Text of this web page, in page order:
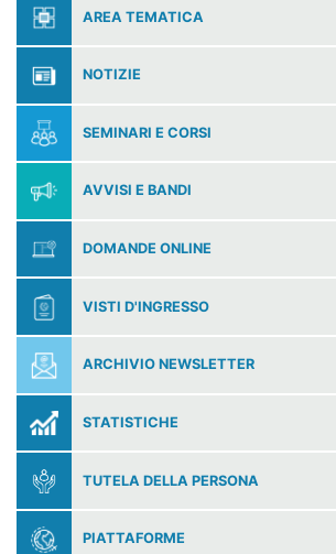
AREA TEMATICA
NOTIZIE
SEMINARI E CORSI
AVVISI E BANDI
DOMANDE ONLINE
VISTI D'INGRESSO
ARCHIVIO NEWSLETTER
STATISTICHE
TUTELA DELLA PERSONA
PIATTAFORME